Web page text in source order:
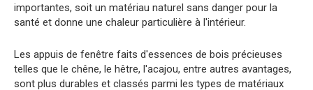
importantes, soit un matériau naturel sans danger pour la
santé et donne une chaleur particulière à l'intérieur.
Les appuis de fenêtre faits d'essences de bois précieuses
telles que le chêne, le hêtre, l'acajou, entre autres avantages,
sont plus durables et classés parmi les types de matériaux